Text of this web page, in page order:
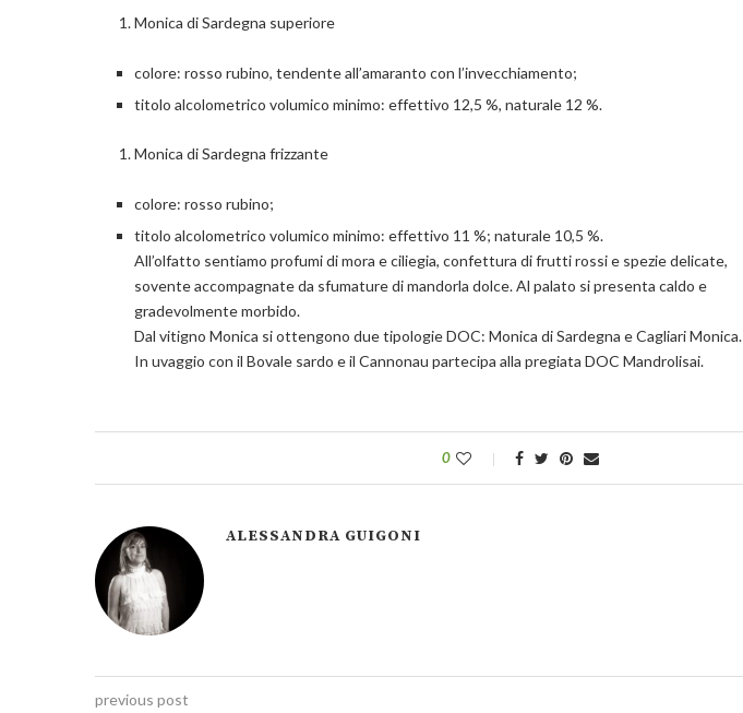
Monica di Sardegna superiore
colore: rosso rubino, tendente all’amaranto con l’invecchiamento;
titolo alcolometrico volumico minimo: effettivo 12,5 %, naturale 12 %.
Monica di Sardegna frizzante
colore: rosso rubino;
titolo alcolometrico volumico minimo: effettivo 11 %; naturale 10,5 %.
All’olfatto sentiamo profumi di mora e ciliegia, confettura di frutti rossi e spezie delicate,
sovente accompagnate da sfumature di mandorla dolce. Al palato si presenta caldo e
gradevolmente morbido.
Dal vitigno Monica si ottengono due tipologie DOC: Monica di Sardegna e Cagliari Monica.
In uvaggio con il Bovale sardo e il Cannonau partecipa alla pregiata DOC Mandrolisai.
0
ALESSANDRA GUIGONI
previous post